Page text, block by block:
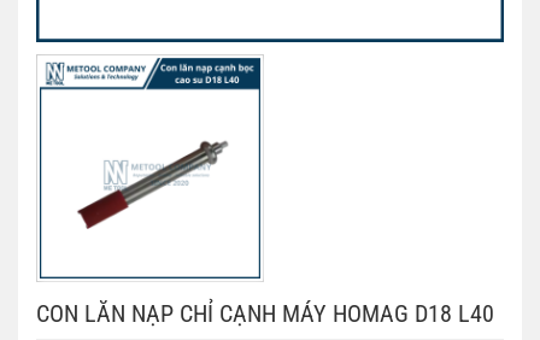
CON LĂN NẠP CHỈ CẠNH MÁY HOMAG D18 L40